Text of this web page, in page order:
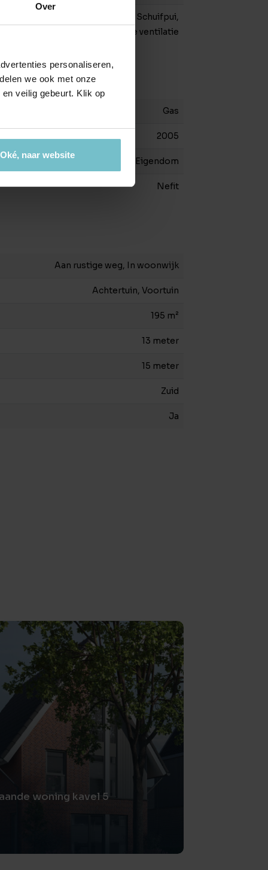
Over
personaliseren,
we ook met onze
veilig gebeurt. Klik op
Oké, naar website
Buitenzonwering, Rookkanaal, Schuifpui,
Zonnepanelen, Natuurlijke ventilatie
Gas
2005
Eigendom
Nefit
Aan rustige weg, In woonwijk
Achtertuin, Voortuin
195 m²
13 meter
15 meter
Zuid
Ja
woning kavel 5